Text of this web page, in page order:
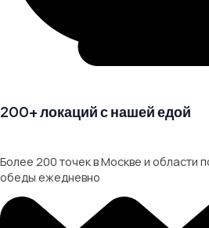
200+ локаций с нашей едой
Более 200 точек в Москве и области
обеды ежедневно